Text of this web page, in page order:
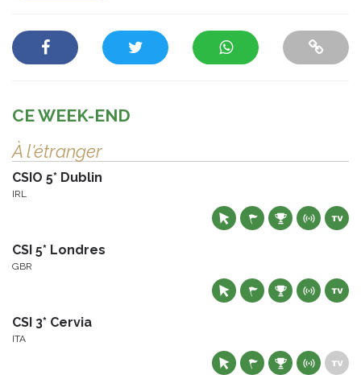
CE WEEK-END
À l'étranger
CSIO 5* Dublin
IRL
CSI 5* Londres
GBR
CSI 3* Cervia
ITA